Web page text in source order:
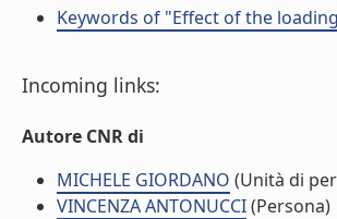
Keywords of "Effect of the
Incoming links:
Autore CNR di
MICHELE GIORDANO (Unità di
VINCENZA ANTONUCCI(Persona)